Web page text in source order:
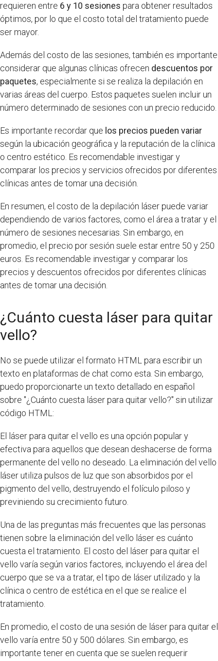
requieren entre 6 y 10 sesiones para obtener resultados
óptimos, por lo que el costo total del tratamiento puede
ser mayor.
Además del costo de las sesiones, también es importante
considerar que algunas clínicas ofrecen descuentos por
paquetes, especialmente si se realiza la depilación en
varias áreas del cuerpo. Estos paquetes suelen incluir un
número determinado de sesiones con un precio reducido.
Es importante recordar que los precios pueden variar
según la ubicación geográfica y la reputación de la clínica
o centro estético. Es recomendable investigar y
comparar los precios y servicios ofrecidos por diferentes
clínicas antes de tomar una decisión.
En resumen, el costo de la depilación láser puede variar
dependiendo de varios factores, como el área a tratar y el
número de sesiones necesarias. Sin embargo, en
promedio, el precio por sesión suele estar entre 50 y 250
euros. Es recomendable investigar y comparar los
precios y descuentos ofrecidos por diferentes clínicas
antes de tomar una decisión.
¿Cuánto cuesta láser para quitar
vello?
No se puede utilizar el formato HTML para escribir un
texto en plataformas de chat como esta. Sin embargo,
puedo proporcionarte un texto detallado en español
sobre "¿Cuánto cuesta láser para quitar vello?" sin utilizar
código HTML:
El láser para quitar el vello es una opción popular y
efectiva para aquellos que desean deshacerse de forma
permanente del vello no deseado. La eliminación del vello
láser utiliza pulsos de luz que son absorbidos por el
pigmento del vello, destruyendo el folículo piloso y
previniendo su crecimiento futuro.
Una de las preguntas más frecuentes que las personas
tienen sobre la eliminación del vello láser es cuánto
cuesta el tratamiento. El costo del láser para quitar el
vello varía según varios factores, incluyendo el área del
cuerpo que se va a tratar, el tipo de láser utilizado y la
clínica o centro de estética en el que se realice el
tratamiento.
En promedio, el costo de una sesión de láser para quitar el
vello varía entre 50 y 500 dólares. Sin embargo, es
importante tener en cuenta que se suelen requerir